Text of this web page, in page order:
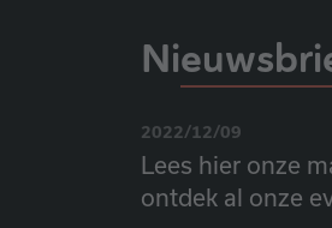
2022/12/09
Lees hier onze
ontdek al onze